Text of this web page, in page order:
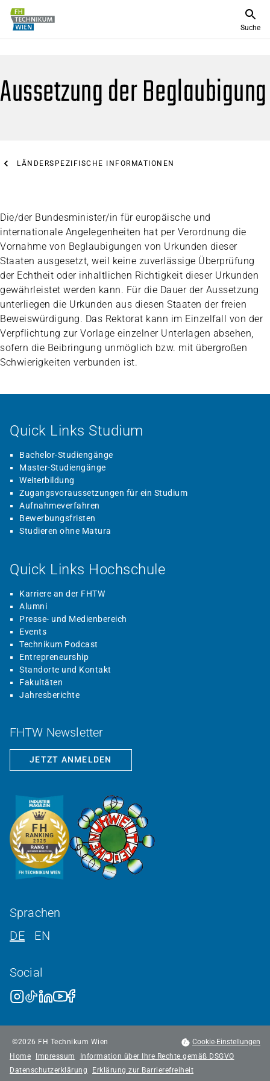
Suche
Aussetzung der Beglaubigung
LÄNDERSPEZIFISCHE INFORMATIONEN
Die/der Bundesminister/in für europäische und
internationale Angelegenheiten hat per Verordnung die
Vornahme von Beglaubigungen von Urkunden dieser
Staaten ausgesetzt, weil keine zuverlässige Überprüfung
der Echtheit oder inhaltlichen Richtigkeit dieser Urkunden
gewährleistet werden kann. Für die Dauer der Aussetzung
unterliegen die Urkunden aus diesen Staaten der freien
Beweiswürdigung. Das Rektorat kann im Einzelfall von der
Verpflichtung zur Vorlage einzelner Unterlagen absehen,
sofern die Beibringung unmöglich bzw. mit übergroßen
Schwierigkeiten verbunden ist.
Quick Links Studium
Bachelor-Studiengänge
Master-Studiengänge
Weiterbildung
Zugangsvoraussetzungen für ein Studium
Aufnahmeverfahren
Bewerbungsfristen
Studieren ohne Matura
Quick Links Hochschule
Karriere an der FHTW
Alumni
Presse- und Medienbereich
Events
Technikum Podcast
Entrepreneurship
Standorte und Kontakt
Fakultäten
Jahresberichte
FHTW Newsletter
JETZT ANMELDEN
Sprachen
DE
EN
Social
©2026 FH Technikum Wien
Cookie-Einstellungen
Home
Impressum
Information über Ihre Rechte gemäß DSGVO
Datenschutzerklärung
Erklärung zur Barrierefreiheit